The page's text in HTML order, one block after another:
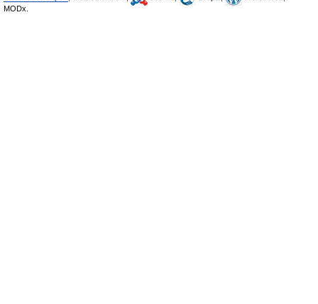
MODx.